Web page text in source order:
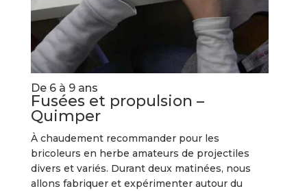
De 6 à 9 ans
Fusées et propulsion –
Quimper
À chaudement recommander pour les
bricoleurs en herbe amateurs de projectiles
divers et variés. Durant deux matinées, nous
allons fabriquer et expérimenter autour du